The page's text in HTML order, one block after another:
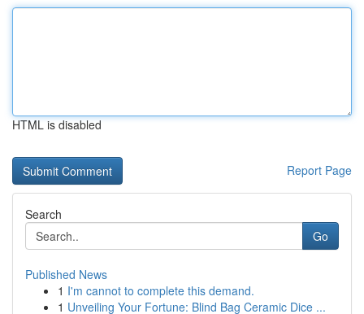
HTML is disabled
Report Page
Search
Go
Published News
1 I'm cannot to complete this demand.
1 Unveiling Your Fortune: Blind Bag Ceramic Dice ...